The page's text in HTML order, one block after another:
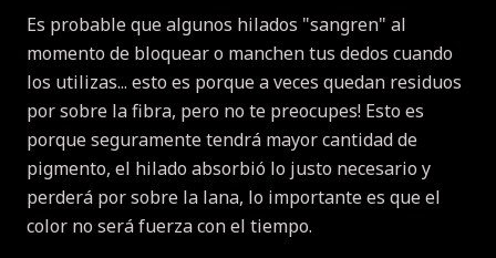
Es probable que algunos hilados "sangren" al
momento de bloquear o manchen tus dedos cuando
los utilizas... esto es porque a veces quedan residuos
por sobre la fibra, pero no te preocupes! Esto es
porque seguramente tendrá mayor cantidad de
pigmento, el hilado absorbió lo justo necesario y
perderá por sobre la lana, lo importante es que el
color no será fuerza con el tiempo.